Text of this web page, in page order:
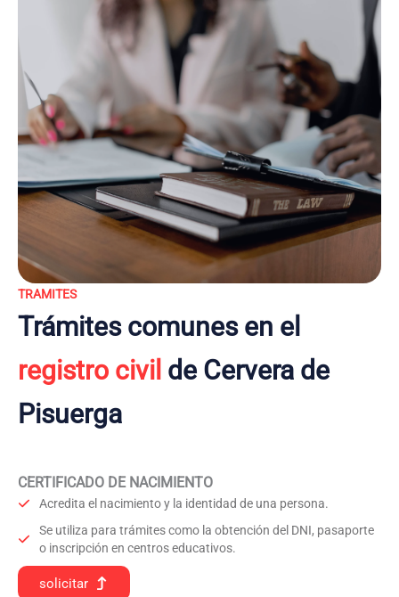
TRAMITES
Trámites comunes en el
registro civil de Cervera de
Pisuerga
CERTIFICADO DE NACIMIENTO
Acredita el nacimiento y la identidad de una persona.
Se utiliza para trámites como la obtención del DNI, pasaporte
o inscripción en centros educativos.
solicitar